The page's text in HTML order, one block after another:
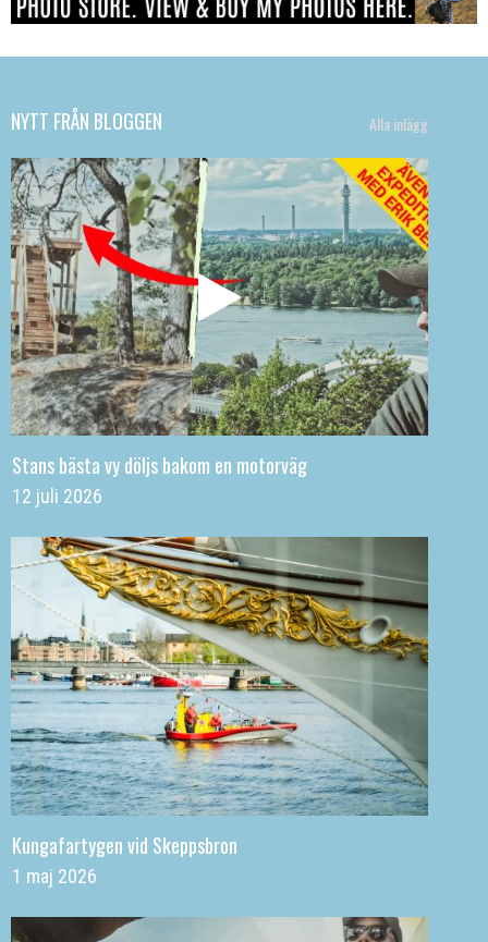
NYTT FRÅN BLOGGEN Alla inlägg
Stans bästa vy döljs bakom en motorväg
12 juli 2026
Kungafartygen vid Skeppsbron
1 maj 2026